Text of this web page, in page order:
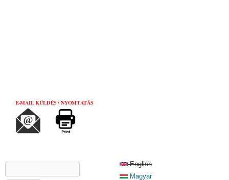
E-MAIL KÜLDÉS / NYOMTATÁS
KERESÉS ŰRLAP
English
Magyar